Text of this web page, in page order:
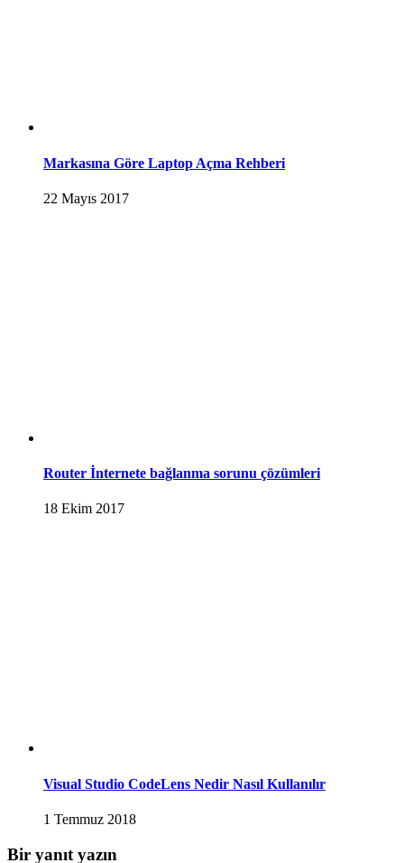
Markasına Göre Laptop Açma Rehberi
22 Mayıs 2017
Router İnternete bağlanma sorunu çözümleri
18 Ekim 2017
Visual Studio CodeLens Nedir Nasıl Kullanılır
1 Temmuz 2018
Bir yanıt yazın